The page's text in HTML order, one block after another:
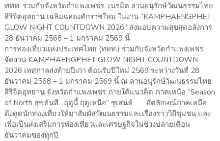
ททท. ร่วมกับจังหวัดกำแพงเพชร เนรมิต ลานอนุรักษ์วัฒนธรรมไทย
สิริจิตอุทยาน เฉลิมฉลองศักราชใหม่ ในงาน “KAMPHAENGPHET
GLOW NIGHT COUNTDOWN 2026” ส่งมอบความสุขสุดอลังการ
28 ธันวาคม 2568 – 1 มกราคม 2569 นี้
การท่องเที่ยวแห่งประเทศไทย (ททท.) ร่วมกับจังหวัดกำแพงเพชร
จัดงาน KAMPHAENGPHET GLOW NIGHT COUNTDOWN
2026 เทศกาลส่งท้ายปีเก่า ต้อนรับปีใหม่ 2569 ระหว่างวันที่ 28
ธันวาคม 2568 – 1 มกราคม 2569 นี้ ณ ลานอนุรักษ์วัฒนธรรมไทย
สิริจิตอุทยาน จังหวัดกำแพงเพชร ภายใต้แนวคิด ภาคเหนือ “Season
of North สุขทันที…ฤดูนี้ ฤดูเหนือ” ชูเสน่ห์ อัตลักษณ์ภาคเหนือ
ดึงดูดนักท่องเที่ยวให้มาสัมผัสวัฒนธรรมและเรื่องราววิถีชุมชน และ
เพื่อเป็นส่งเสริมการท่องเที่ยวและเศรษฐกิจในช่วงปลายเดือน
ธันวาคมของทุกปี